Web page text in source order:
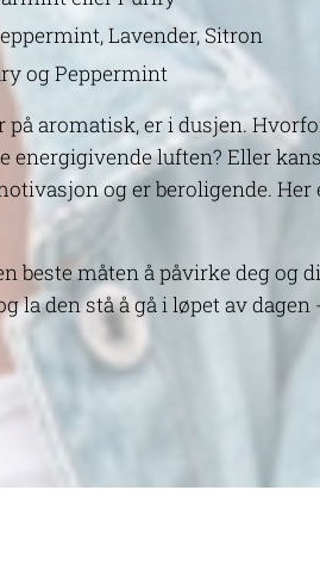
Lavender, Sitron
og Peppermint
aromatisk, er i dusjen.
luften? Eller
og er beroligende.
beste måten å påvirke deg og
la den stå å gå i løpet av